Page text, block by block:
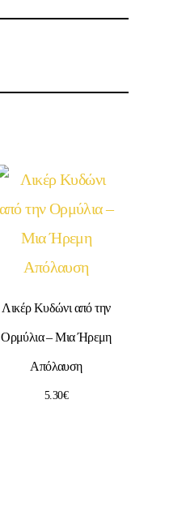
Λικέρ Κυδώνι από την
Ορμύλια – Μια Ήρεμη
Απόλαυση
5.30€